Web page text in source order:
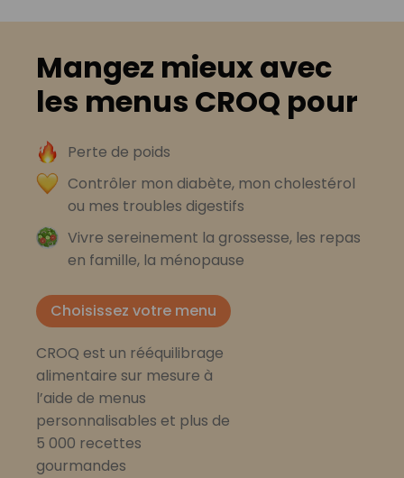
Mangez mieux avec
les menus CROQ pour
Perte de poids
Contrôler mon diabète, mon cholestérol
ou mes troubles digestifs
Vivre sereinement la grossesse, les repas
en famille, la ménopause
Choisissez votre menu
CROQ est un rééquilibrage
alimentaire sur mesure à
l’aide de menus
personnalisables et plus de
5 000 recettes
gourmandes